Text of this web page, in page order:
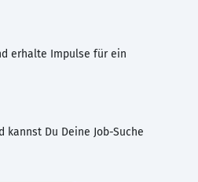
erhalte Impulse für ein
Du Deine Job-Suche